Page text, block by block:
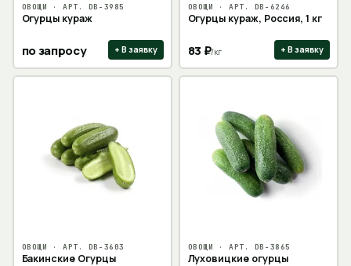
ОВОЩИ · АРТ. DB-3985
Огурцы кураж
по запросу + В заявку
ОВОЩИ · АРТ. DB-6246
Огурцы кураж, Россия, 1 кг
83 ₽/кг + В заявку
ОВОЩИ · АРТ. DB-3603
Бакинские Огурцы
ОВОЩИ · АРТ. DB-3865
Луховицкие огурцы